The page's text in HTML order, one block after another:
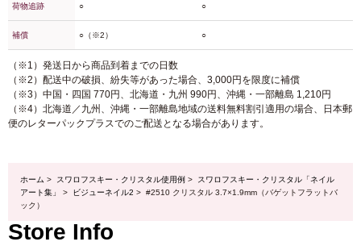
荷物追跡
補償
○
○（※2）
○
○
（※1）発送日から商品到着までの日数
（※2）配送中の破損、紛失等があった場合、3,000円を限度に補償
（※3）中国・四国 770円、北海道・九州 990円、沖縄・一部離島 1,210円
（※4）北海道／九州、沖縄・一部離島地域の送料無料割引適用の場合、日本郵
便のレターパックプラスでのご配送となる場合があります。
ホーム > スワロフスキー・クリスタル使用例 > スワロフスキー・クリスタル「ネイル
アート集」
> ビジューネイル2 > #2510 クリスタル 3.7×1.9mm（バゲットフラットバ
ック）
Store Info